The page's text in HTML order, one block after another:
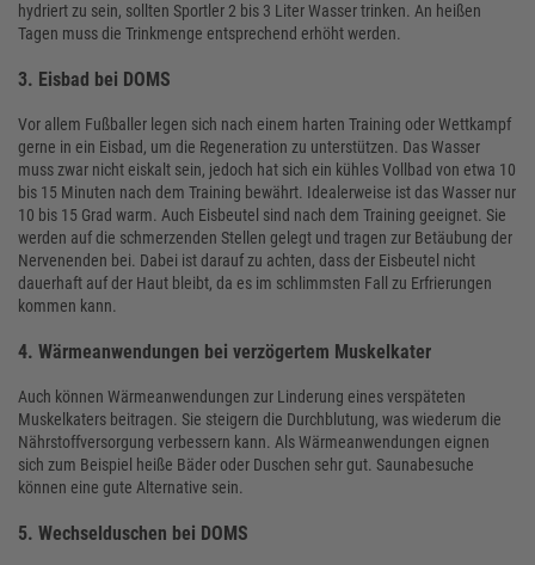
hydriert zu sein, sollten Sportler 2 bis 3 Liter Wasser trinken. An heißen
Tagen muss die Trinkmenge entsprechend erhöht werden.
3. Eisbad bei DOMS
Vor allem Fußballer legen sich nach einem harten Training oder Wettkampf
gerne in ein Eisbad, um die Regeneration zu unterstützen. Das Wasser
muss zwar nicht eiskalt sein, jedoch hat sich ein kühles Vollbad von etwa 10
bis 15 Minuten nach dem Training bewährt. Idealerweise ist das Wasser nur
10 bis 15 Grad warm. Auch Eisbeutel sind nach dem Training geeignet. Sie
werden auf die schmerzenden Stellen gelegt und tragen zur Betäubung der
Nervenenden bei. Dabei ist darauf zu achten, dass der Eisbeutel nicht
dauerhaft auf der Haut bleibt, da es im schlimmsten Fall zu Erfrierungen
kommen kann.
4. Wärmeanwendungen bei verzögertem Muskelkater
Auch können Wärmeanwendungen zur Linderung eines verspäteten
Muskelkaters beitragen. Sie steigern die Durchblutung, was wiederum die
Nährstoffversorgung verbessern kann. Als Wärmeanwendungen eignen
sich zum Beispiel heiße Bäder oder Duschen sehr gut. Saunabesuche
können eine gute Alternative sein.
5. Wechselduschen bei DOMS